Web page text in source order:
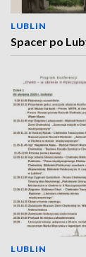
LUBLIN
Spacer po
LUBLIN